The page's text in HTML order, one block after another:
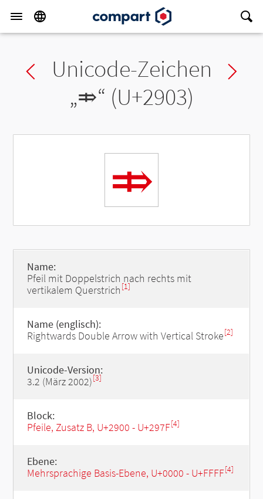
Previous char
Unicode-Zeichen
„⤃“ (U+2903)
⤃
Name:
Pfeil mit Doppelstrich nach rechts mit
vertikalem Querstrich [1]
Name (englisch):
Rightwards Double Arrow with Vertical Stroke[2]
Unicode-Version:
3.2 (März 2002)[3]
Block:
Pfeile, Zusatz B, U+2900 - U+297F[4]
Ebene:
Mehrsprachige Basis-Ebene, U+0000 - U+FFFF[4]